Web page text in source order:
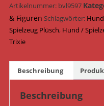
&
geräuschlos
22
cm
Nr.
361001)
Artikelnummer: bvl9597
& Figuren Schlagwörter:
Spielzeug Plüsch, Hund /
Trixie
Beschreibung
Beschreibung